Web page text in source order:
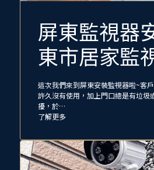
屏東監視器
東市居家監
這次我們來到屏東安裝監視器啦~客
許久沒有使用，加上門口總是有垃圾
擾，於…
了解更多